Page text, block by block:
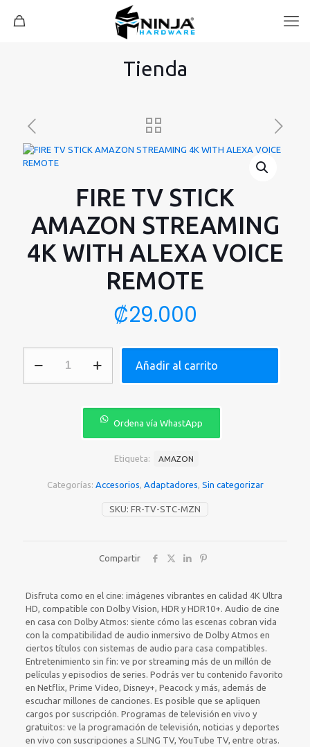
Tienda
FIRE TV STICK
AMAZON STREAMING
4K WITH ALEXA VOICE
REMOTE
₡29.000
cantidad
Añadir al carrito
Ordena vía WhastApp
SKU: FR-TV-STC-MZN
Categorías: Accesorios, Adaptadores, Sin categorizar
Etiqueta: AMAZON
Compartir
Disfruta como en el cine: imágenes vibrantes en calidad 4K Ultra
HD, compatible con Dolby Vision, HDR y HDR10+. Audio de cine
en casa con Dolby Atmos: siente cómo las escenas cobran vida
con la compatibilidad de audio inmersivo de Dolby Atmos en
ciertos títulos con sistemas de audio para casa compatibles.
Entretenimiento sin fin: ve por streaming más de un millón de
películas y episodios de series. Podrás ver tu contenido favorito
en Netflix, Prime Video, Disney+, Peacock y más, además de
escuchar millones de canciones. Es posible que se apliquen
cargos por suscripción. Programas de televisión en vivo y
gratuitos: ve la programación de televisión, noticias y deportes
en vivo con suscripciones a SLING TV, YouTube TV, entre otras.